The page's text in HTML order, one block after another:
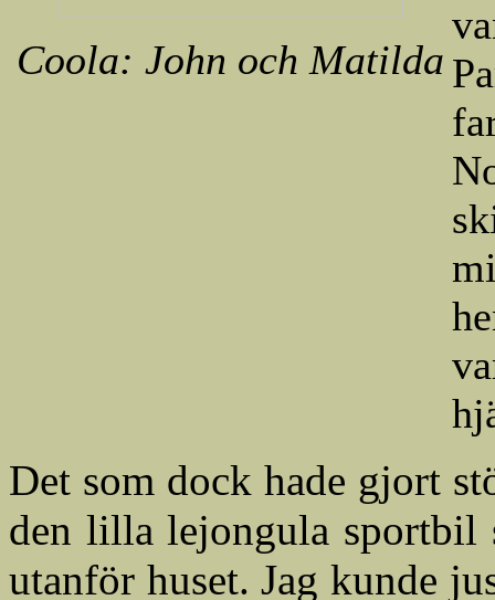
Coola: John och Matilda
Det som dock hade gjort
den lilla lejongula sportbil
utanför huset. Jag kunde